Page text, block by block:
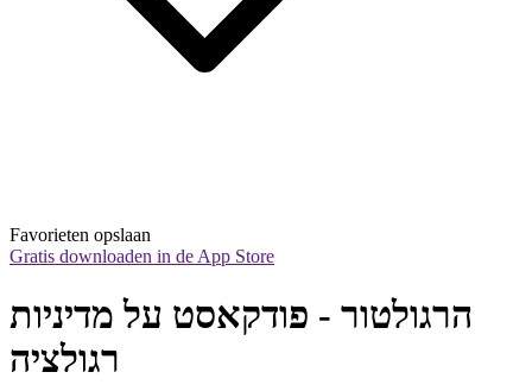
Favorieten opslaan
Gratis downloaden in de App Store
הרגולטור - פודקאסט על מדיניות
רגולציה